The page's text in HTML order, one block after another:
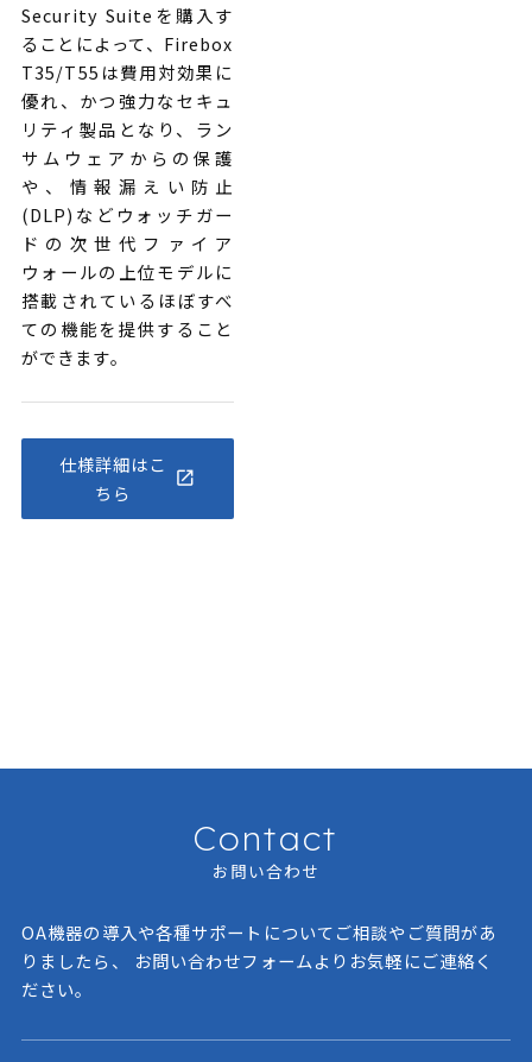
Security Suiteを購入す
ることによって、Firebox
T35/T55は費用対効果に
優れ、かつ強力なセキュ
リティ製品となり、ラン
サムウェアからの保護
や、情報漏えい防止
(DLP)などウォッチガー
ドの次世代ファイア
ウォールの上位モデルに
搭載されているほぼすべ
ての機能を提供すること
ができます。
仕様詳細はこ
ちら
Contact
お問い合わせ
OA機器の導入や各種サポートについてご相談やご質問があ
りましたら、
お問い合わせフォームよりお気軽にご連絡く
ださい。